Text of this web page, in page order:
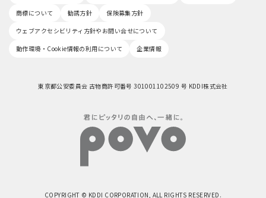
商標について
勧誘方針
保険募集方針
ウェブアクセシビリティ方針やお問い合せについて
動作環境・Cookie情報の利用について
企業情報
東京都公安委員会 古物商許可番号 301001102509 号 KDDI株式会社
COPYRIGHT © KDDI CORPORATION, ALL RIGHTS RESERVED.